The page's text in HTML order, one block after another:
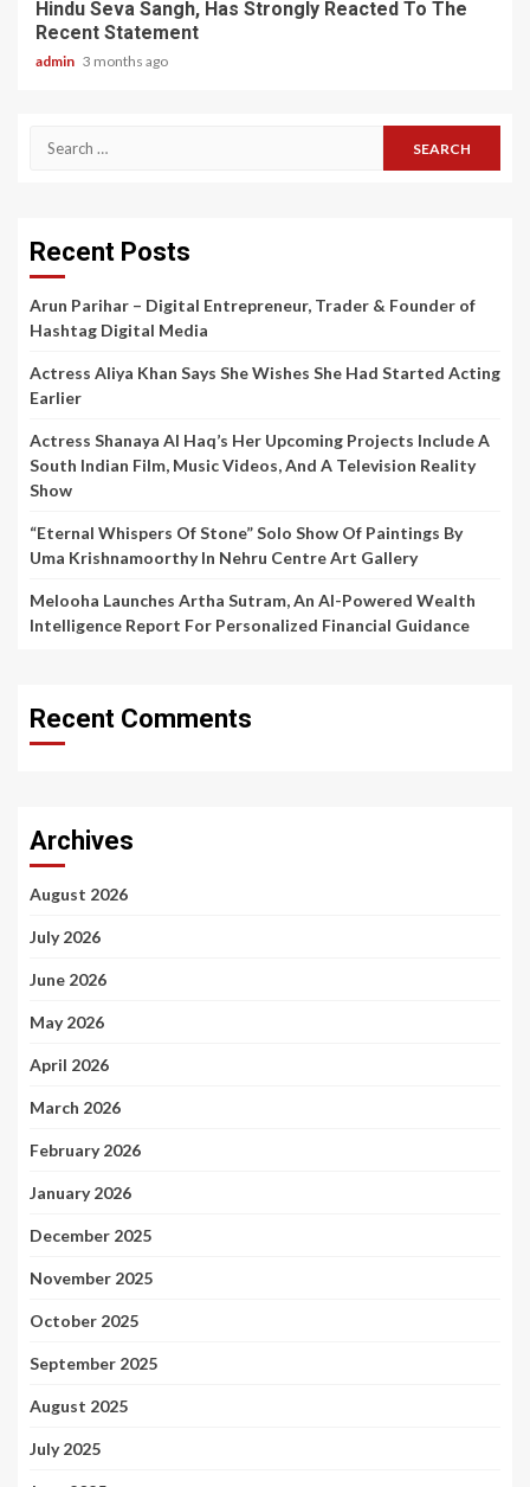
Hindu Seva Sangh, Has Strongly Reacted To The
Recent Statement
admin 3 months ago
Search
Recent Posts
Arun Parihar – Digital Entrepreneur, Trader & Founder of
Hashtag Digital Media
Actress Aliya Khan Says She Wishes She Had Started Acting
Earlier
Actress Shanaya Al Haq’s Her Upcoming Projects Include A
South Indian Film, Music Videos, And A Television Reality
Show
“Eternal Whispers Of Stone” Solo Show Of Paintings By
Uma Krishnamoorthy In Nehru Centre Art Gallery
Melooha Launches Artha Sutram, An AI-Powered Wealth
Intelligence Report For Personalized Financial Guidance
Recent Comments
Archives
August 2026
July 2026
June 2026
May 2026
April 2026
March 2026
February 2026
January 2026
December 2025
November 2025
October 2025
September 2025
August 2025
July 2025